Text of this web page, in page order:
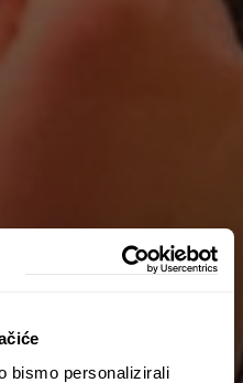
bismo personalizirali